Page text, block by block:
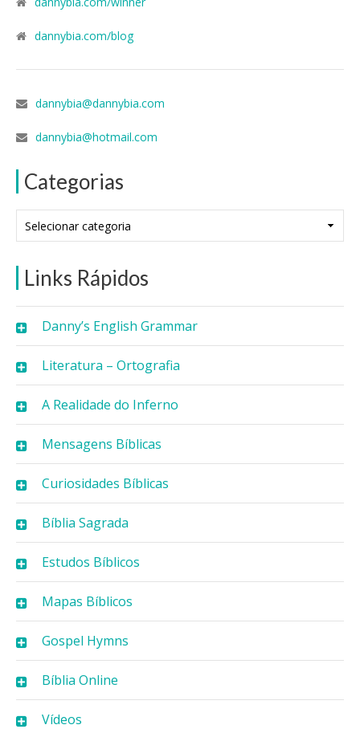
dannybia.com/blog
dannybia@dannybia.com
dannybia@hotmail.com
Categorias
Links Rápidos
Danny’s English Grammar
Literatura – Ortografia
A Realidade do Inferno
Mensagens Bíblicas
Curiosidades Bíblicas
Bíblia Sagrada
Estudos Bíblicos
Mapas Bíblicos
Gospel Hymns
Bíblia Online
Vídeos